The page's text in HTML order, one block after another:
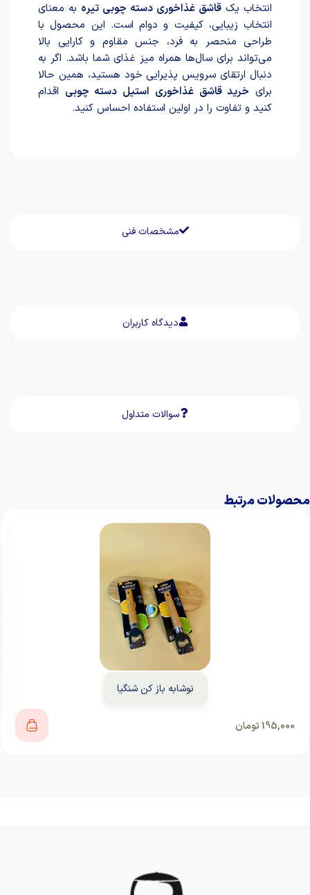
مشخصات فنی
دیدگاه کاربران
سوالات متداول
انتخاب یک قاشق غذاخوری دسته چوبی تیره به معنای
انتخاب زیبایی، کیفیت و دوام است. این محصول با
طراحی منحصر به فرد، جنس مقاوم و کارایی بالا
می‌تواند برای سال‌ها همراه میز غذای شما باشد. اگر به
دنبال ارتقای سرویس پذیرایی خود هستید، همین حالا
برای خرید قاشق غذاخوری استیل دسته چوبی اقدام
کنید و تفاوت را در اولین استفاده احساس کنید.
محصولات مرتبط
نوشابه باز کن شنگیا
195,000تومان